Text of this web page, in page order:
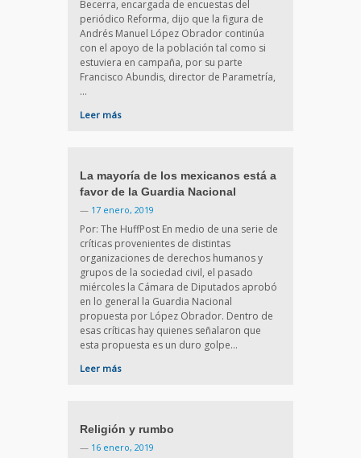
Becerra, encargada de encuestas del
periódico Reforma, dijo que la figura de
Andrés Manuel López Obrador continúa
con el apoyo de la población tal como si
estuviera en campaña, por su parte
Francisco Abundis, director de Parametría,
…
Leer más
La mayoría de los mexicanos está a
favor de la Guardia Nacional
— 17 enero, 2019
Por: The HuffPost En medio de una serie de
críticas provenientes de distintas
organizaciones de derechos humanos y
grupos de la sociedad civil, el pasado
miércoles la Cámara de Diputados aprobó
en lo general la Guardia Nacional
propuesta por López Obrador. Dentro de
esas críticas hay quienes señalaron que
esta propuesta es un duro golpe…
Leer más
Religión y rumbo
— 16 enero, 2019